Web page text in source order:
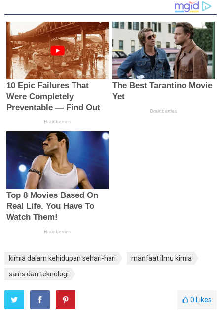
kimia dalam kehidupan sehari-hari
manfaat ilmu kimia
sains dan teknologi
0 Likes